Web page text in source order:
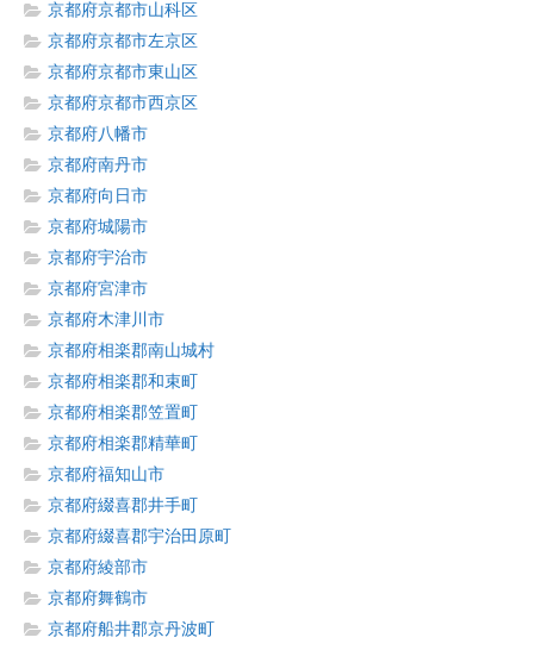
京都府京都市山科区
京都府京都市左京区
京都府京都市東山区
京都府京都市西京区
京都府八幡市
京都府南丹市
京都府向日市
京都府城陽市
京都府宇治市
京都府宮津市
京都府木津川市
京都府相楽郡南山城村
京都府相楽郡和束町
京都府相楽郡笠置町
京都府相楽郡精華町
京都府福知山市
京都府綴喜郡井手町
京都府綴喜郡宇治田原町
京都府綾部市
京都府舞鶴市
京都府船井郡京丹波町